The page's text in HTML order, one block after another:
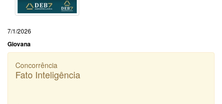
7/1/2026
Giovana
Concorrência
Fato Inteligência